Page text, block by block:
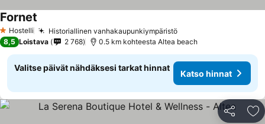
1 Tähtiluokitus
Hostelli Historiallinen vanhakaupunkiympäristö
Fornet
8,5 Loistava 2 768 0.5 km kohteesta Altea beach
Valitse päivät nähdäksesi tarkat hinnat
Katso hinnat
Jaa